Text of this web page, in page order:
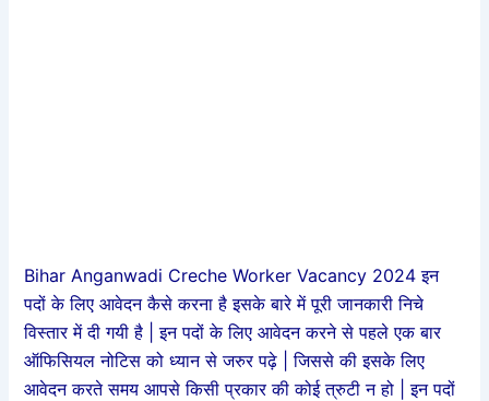
Bihar Anganwadi Creche Worker Vacancy 2024 इन
पदों के लिए आवेदन कैसे करना है इसके बारे में पूरी जानकारी निचे
विस्तार में दी गयी है | इन पदों के लिए आवेदन करने से पहले एक बार
ऑफिसियल नोटिस को ध्यान से जरुर पढ़े | जिससे की इसके लिए
आवेदन करते समय आपसे किसी प्रकार की कोई त्रुटी न हो | इन पदों